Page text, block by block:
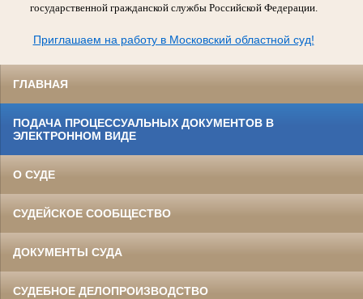
государственной гражданской службы Российской Федерации.
Приглашаем на работу в Московский областной суд!
ГЛАВНАЯ
ПОДАЧА ПРОЦЕССУАЛЬНЫХ ДОКУМЕНТОВ В
ЭЛЕКТРОННОМ ВИДЕ
О СУДЕ
СУДЕЙСКОЕ СООБЩЕСТВО
ДОКУМЕНТЫ СУДА
СУДЕБНОЕ ДЕЛОПРОИЗВОДСТВО